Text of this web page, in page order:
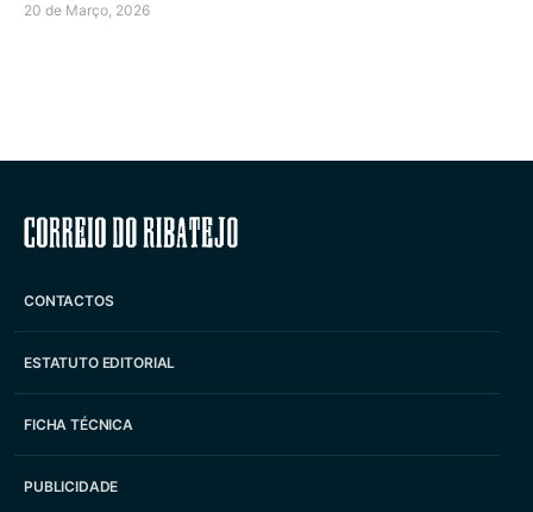
20 de Março, 2026
Correio do Ribatejo
CONTACTOS
ESTATUTO EDITORIAL
FICHA TÉCNICA
PUBLICIDADE